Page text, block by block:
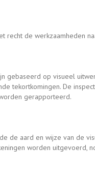
recht de werkzaamheden
gebaseerd op visueel
tekortkomingen. De
gerapporteerd.
de aard en wijze van de
worden uitgevoerd,